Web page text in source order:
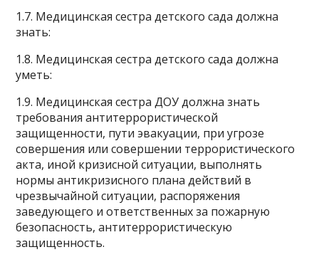
1.7. Медицинская сестра детского сада должна
знать:
1.8. Медицинская сестра детского сада должна
уметь:
1.9. Медицинская сестра ДОУ должна знать
требования антитеррористической
защищенности, пути эвакуации, при угрозе
совершения или совершении террористического
акта, иной кризисной ситуации, выполнять
нормы антикризисного плана действий в
чрезвычайной ситуации, распоряжения
заведующего и ответственных за пожарную
безопасность, антитеррористическую
защищенность.